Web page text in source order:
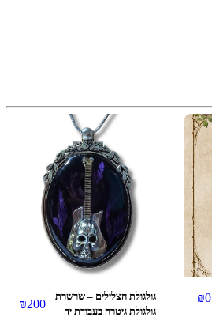
₪0
גולגולת הצלילים – שרשרת
גולגולת גיטרה בעבודת יד
₪200